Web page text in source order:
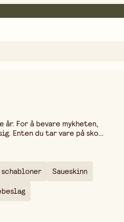
For å bevare mykheten,
Enten du tar vare på sko,
læret i best mulig stand. I
for forskjellige typer lær,
har vi også lærfarger og
tid. Utforsk vårt utvalg og
schabloner
Saueskinn